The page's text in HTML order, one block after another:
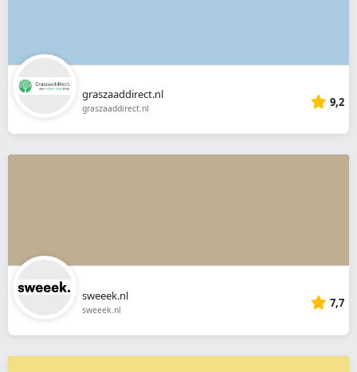
graszaaddirect.nl
graszaaddirect.nl 9,2
sweeek.nl
sweeek.nl 7,7